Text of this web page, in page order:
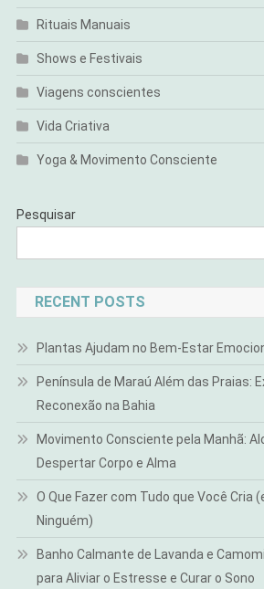
Rituais Manuais
Shows e Festivais
Viagens conscientes
Vida Criativa
Yoga & Movimento Consciente
Pesquisar
RECENT POSTS
Plantas Ajudam no Bem-Estar
Península de Maraú Além das Praias:
Reconexão na Bahia
Movimento Consciente pela Manhã:
Despertar Corpo e Alma
O Que Fazer com Tudo que Você Cria
Ninguém)
Banho Calmante de Lavanda e
para Aliviar o Estresse e Curar o Sono